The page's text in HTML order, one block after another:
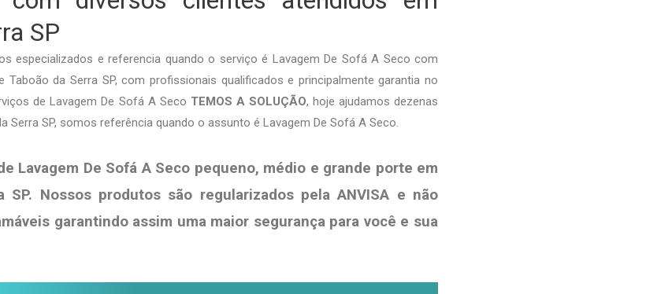
SP
especializados e referencia quando o serviço é Lavagem De Sofá A Seco com
da Serra SP, com profissionais qualificados e principalmente garantia no
de Lavagem De Sofá A Seco TEMOS A SOLUÇÃO, hoje ajudamos dezenas
Serra SP, somos referência quando o assunto é Lavagem De Sofá A Seco.
Lavagem De Sofá A Seco pequeno, médio e grande porte em
SP. Nossos produtos são regularizados pela ANVISA e não
garantindo assim uma maior segurança para você e sua